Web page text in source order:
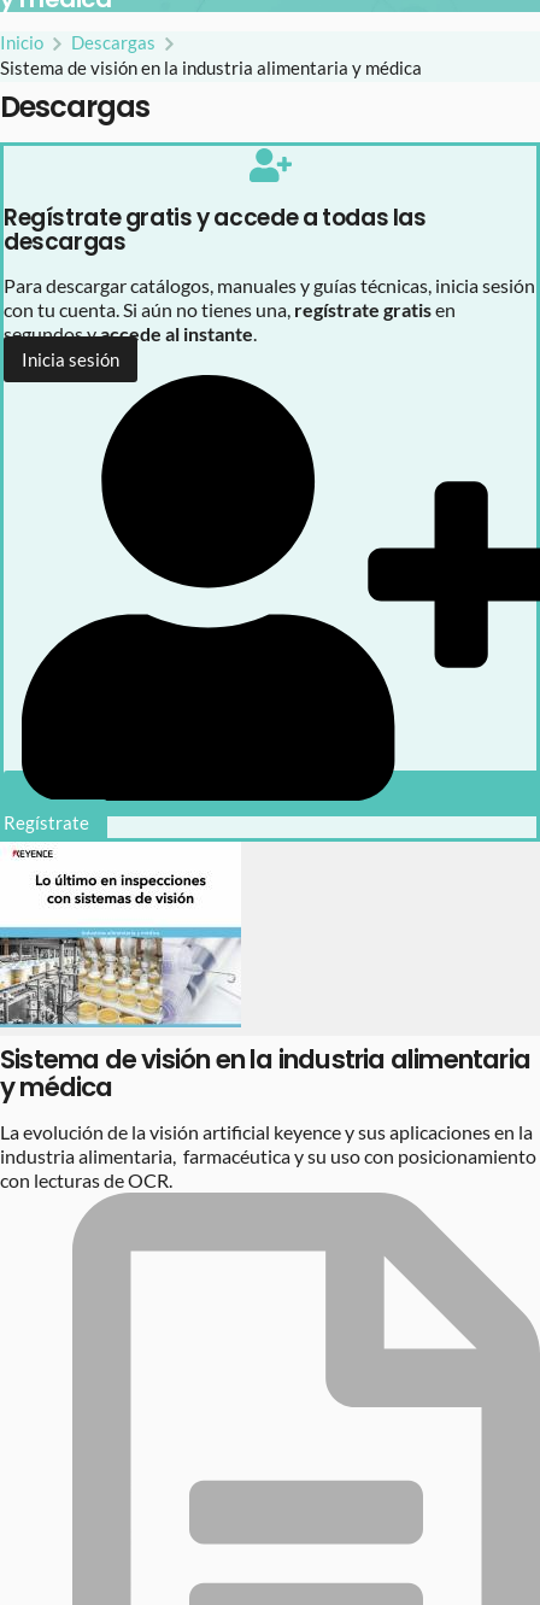
Inicio
Descargas
Sistema de visión en la industria alimentaria y médica
Descargas
Regístrate gratis y accede a todas las
descargas
Para descargar catálogos, manuales y guías técnicas, inicia sesión
con tu cuenta. Si aún no tienes una, regístrate gratisen
segundos yaccede al instante.
Inicia sesión
Regístrate
Sistema de visión en la industria alimentaria
y médica
La evolución de la visión artificial keyence y sus aplicaciones en la
industria alimentaria, farmacéutica y su uso con posicionamiento
con lecturas de OCR.